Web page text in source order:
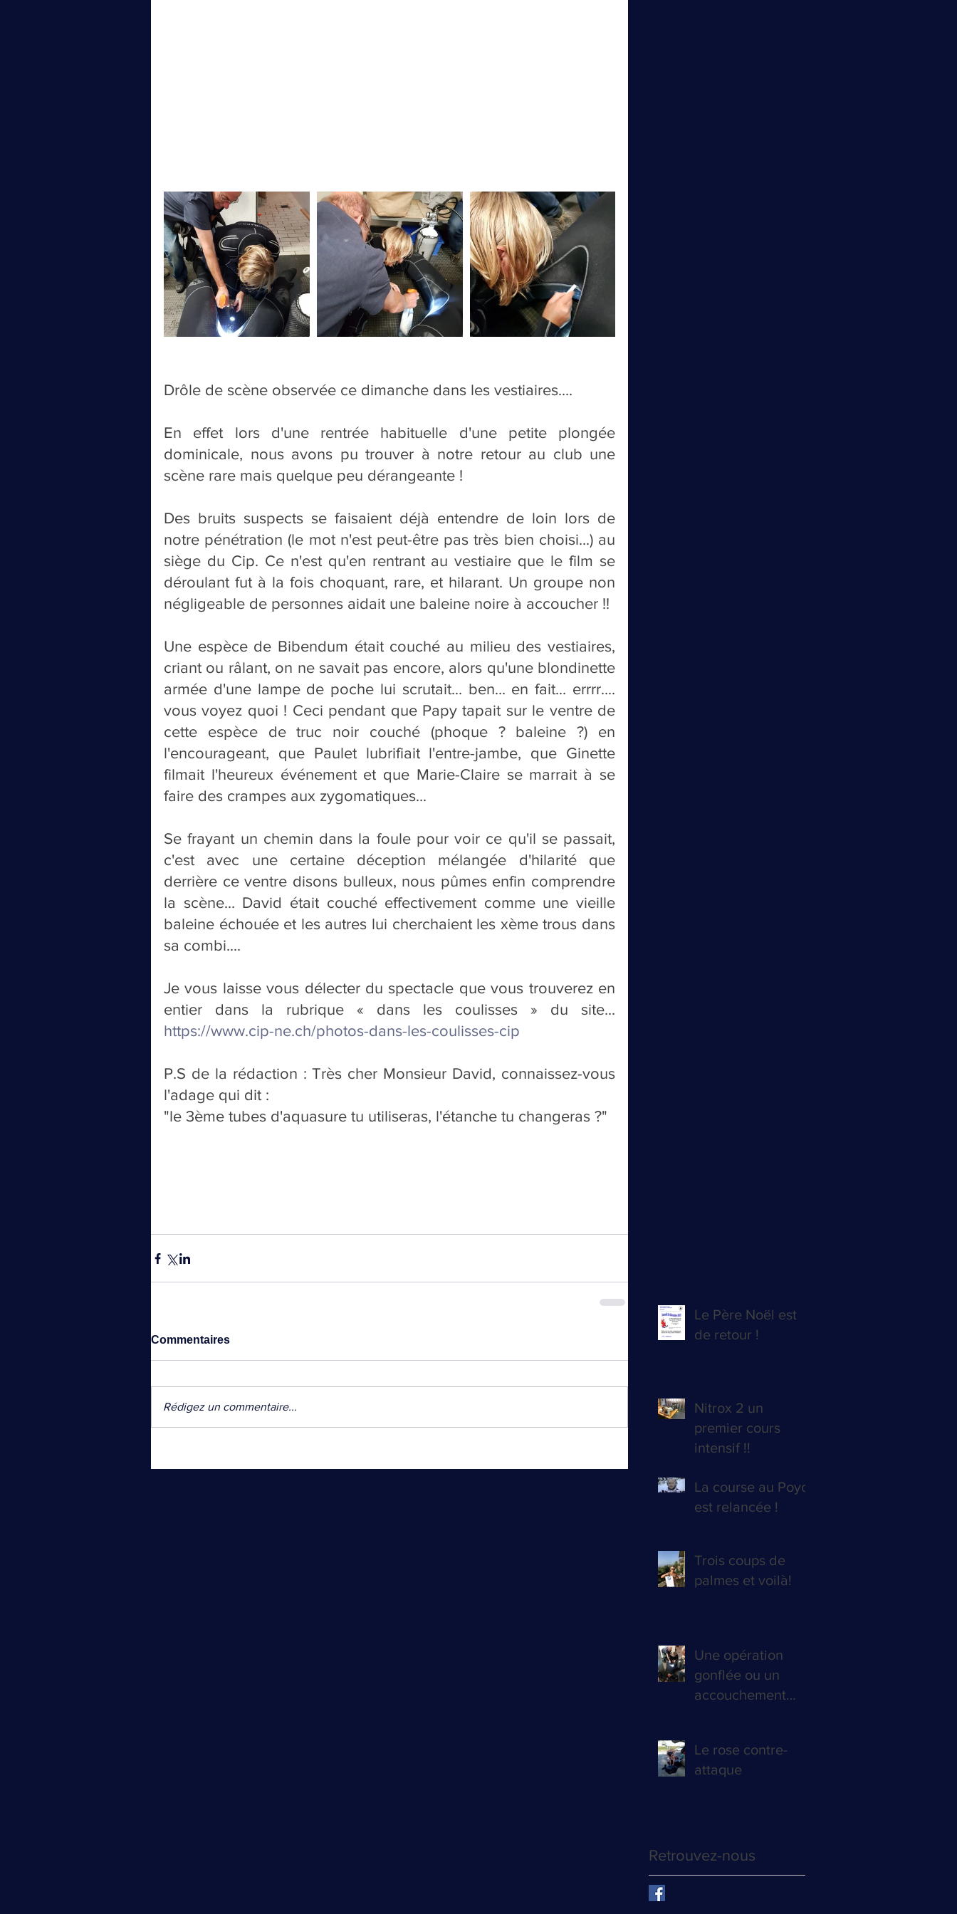
Drôle de scène observée ce dimanche dans les vestiaires....
En effet lors d'une rentrée habituelle d'une petite plongée
dominicale, nous avons pu trouver à notre retour au club une
scène rare mais quelque peu dérangeante !
Des bruits suspects se faisaient déjà entendre de loin lors de
notre pénétration (le mot n'est peut-être pas très bien choisi...) au
siège du Cip. Ce n'est qu'en rentrant au vestiaire que le film se
déroulant fut à la fois choquant, rare, et hilarant. Un groupe non
négligeable de personnes aidait une baleine noire à accoucher !!
Une espèce de Bibendum était couché au milieu des vestiaires,
criant ou râlant, on ne savait pas encore, alors qu'une blondinette
armée d'une lampe de poche lui scrutait... ben... en fait... errrr....
vous voyez quoi ! Ceci pendant que Papy tapait sur le ventre de
cette espèce de truc noir couché (phoque ? baleine ?) en
l'encourageant, que Paulet lubrifiait l'entre-jambe, que Ginette
filmait l'heureux événement et que Marie-Claire se marrait à se
faire des crampes aux zygomatiques...
Se frayant un chemin dans la foule pour voir ce qu'il se passait,
c'est avec une certaine déception mélangée d'hilarité que
derrière ce ventre disons bulleux, nous pûmes enfin comprendre
la scène... David était couché effectivement comme une vieille
baleine échouée et les autres lui cherchaient les xème trous dans
sa combi....
Je vous laisse vous délecter du spectacle que vous trouverez en
https://www.cip-ne.ch/photos-dans-les-coulisses-cip
P.S de la rédaction : Très cher Monsieur David, connaissez-vous
l'adage qui dit :
"le 3ème tubes d'aquasure tu utiliseras, l'étanche tu changeras ?"
Commentaires
Rédigez un commentaire...
Le Père Noël est
de retour !
Nitrox 2 un
premier cours
intensif !!
La course au Poyo
est relancée !
Trois coups de
palmes et voilà!
Une opération
gonflée ou un
accouchement
Le rose contre-
attaque
Retrouvez-nous